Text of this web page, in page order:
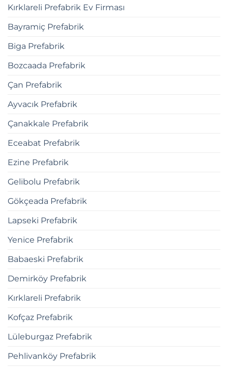
Kırklareli Prefabrik Ev Firması
Bayramiç Prefabrik
Biga Prefabrik
Bozcaada Prefabrik
Çan Prefabrik
Ayvacık Prefabrik
Çanakkale Prefabrik
Eceabat Prefabrik
Ezine Prefabrik
Gelibolu Prefabrik
Gökçeada Prefabrik
Lapseki Prefabrik
Yenice Prefabrik
Babaeski Prefabrik
Demirköy Prefabrik
Kırklareli Prefabrik
Kofçaz Prefabrik
Lüleburgaz Prefabrik
Pehlivanköy Prefabrik